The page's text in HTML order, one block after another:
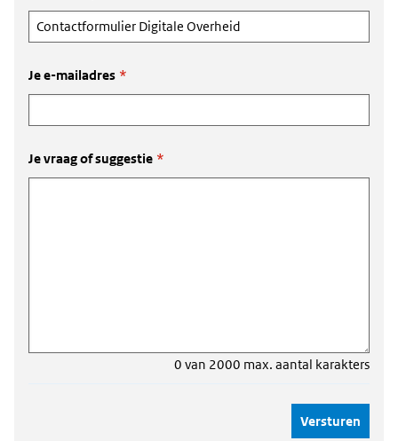
Je e-mailadres *
Je vraag of suggestie *
0 van 2000 max. aantal karakters